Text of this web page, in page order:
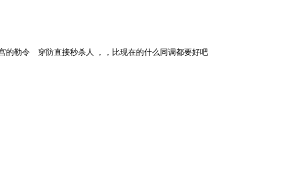
的勒令 穿防直接秒杀人 ，，比现在的什么同调都要好吧